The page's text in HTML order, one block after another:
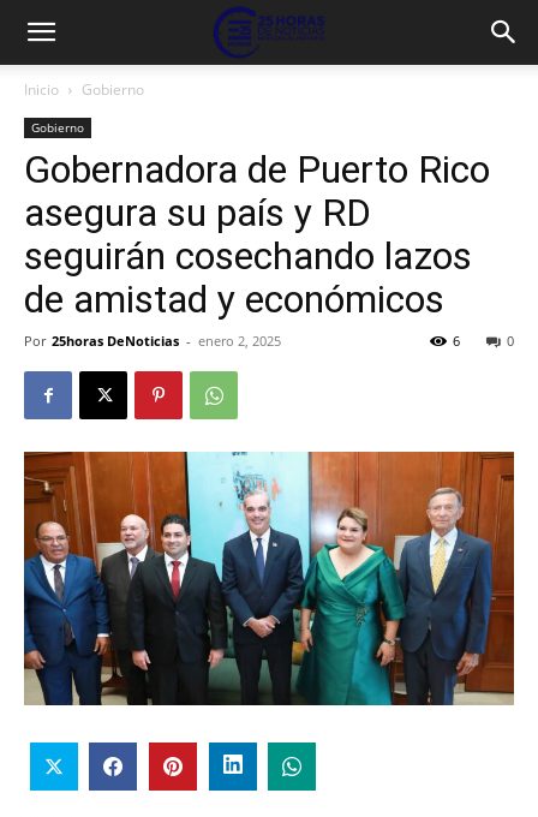
Inicio Gobierno
Gobierno
Gobernadora de Puerto Rico
asegura su país y RD
seguirán cosechando lazos
de amistad y económicos
Por 25horas DeNoticias - enero 2, 2025 0
6